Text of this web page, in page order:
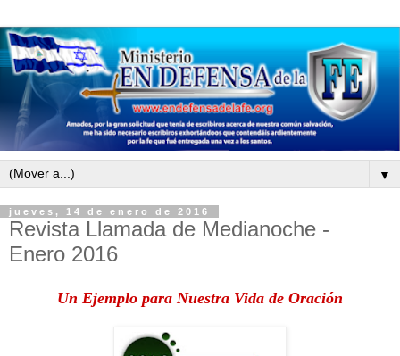
▼
jueves, 14 de enero de 2016
Revista Llamada de Medianoche -
Enero 2016
Un Ejemplo para Nuestra Vida de Oración